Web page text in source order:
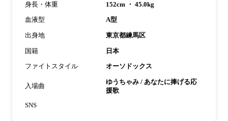
身長・体重 152cm ・ 45.0kg
血液型 A型
出身地 東京都練馬区
国籍 日本
ファイトスタイル オーソドックス
入場曲
ゆうちゃみ / あなたに捧げる応
援歌
SNS